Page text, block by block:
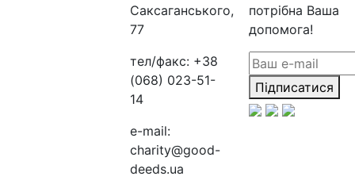
Саксаганського,
77
тел/факс: +38
(068) 023-51-
14
e-mail:
charity@good-
deeds.ua
потрібна Ваша
допомога!
Підписатися